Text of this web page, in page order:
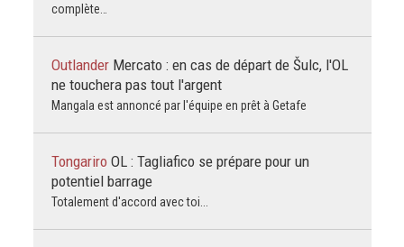
complète…
Outlander Mercato : en cas de départ de Šulc, l'OL
ne touchera pas tout l'argent
Mangala est annoncé par l'équipe en prêt à Getafe
Tongariro OL : Tagliafico se prépare pour un
potentiel barrage
Totalement d'accord avec toi...